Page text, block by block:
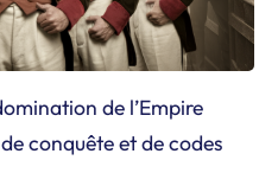
de l’Empire
conquête et de codes